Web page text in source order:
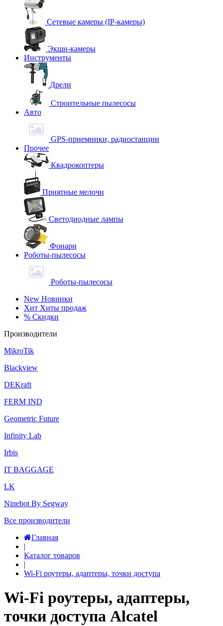
Сетевые камеры (IP-камеры)
Экшн-камеры
Инструменты
Дрели
Строительные пылесосы
Авто
GPS-приемники, радиостанции
Прочее
Квадрокоптеры
Приятные мелочи
Светодиодные лампы
Фонари
Роботы-пылесосы
Роботы-пылесосы
New Новинки
Хит Хиты продаж
% Скидки
Производители
MikroTik
Blackview
DEKraft
FERM IND
Geometric Future
Infinity Lab
Irbis
IT BAGGAGE
LK
Ninebot By Segway
Все производители
Главная
|
Каталог товаров
|
Wi-Fi роутеры, адаптеры, точки доступа
Wi-Fi роутеры, адаптеры,
точки доступа Alcatel